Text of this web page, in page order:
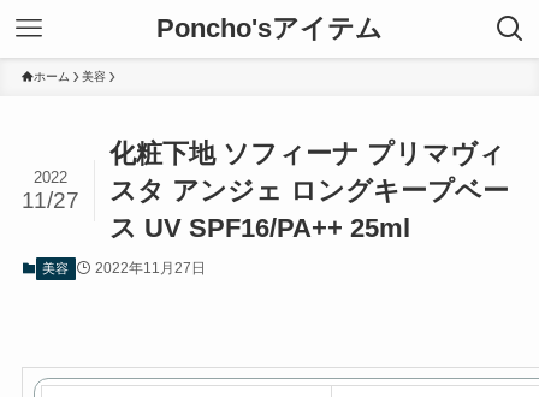
Poncho'sアイテム
ホーム 美容
化粧下地 ソフィーナ プリマヴィ
スタ アンジェ ロングキープベー
ス UV SPF16/PA++ 25ml
2022
11/27
美容 2022年11月27日